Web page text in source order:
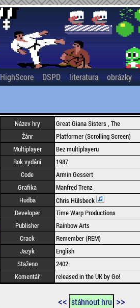
HighScore DSPD literatura obrázky
Název hry
Great Giana Sisters , The
Žánr
Platformer (Scrolling Screen)
Multiplayer
Bez multiplayeru
Rok vydání
1987
Code
Armin Gessert
Grafika
Manfred Trenz
Hudba
Chris Hülsbeck
Developer
Time Warp Productions
Publisher
Rainbow Arts
Crack
Remember (REM)
Jazyk
English
Staženo
2402
Komentář
released in the UK by Go!
<< stáhnout hru >>